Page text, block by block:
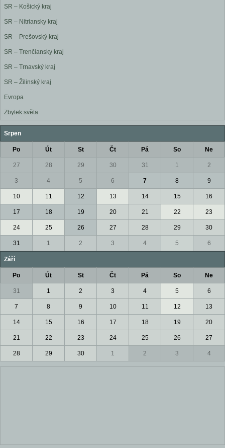
SR – Košický kraj
SR – Nitriansky kraj
SR – Prešovský kraj
SR – Trenčiansky kraj
SR – Trnavský kraj
SR – Žilinský kraj
Evropa
Zbytek světa
Srpen
Po Út St Čt Pá So Ne
27 28 29 30 31 1 2
3 4 5 6 7 8 9
10 11 12 13 14 15 16
17 18 19 20 21 22 23
24 25 26 27 28 29 30
31 1 2 3 4 5 6
Září
Po Út St Čt Pá So Ne
31 1 2 3 4 5 6
7 8 9 10 11 12 13
14 15 16 17 18 19 20
21 22 23 24 25 26 27
28 29 30 1 2 3 4